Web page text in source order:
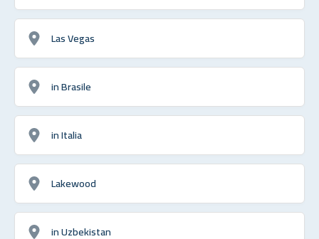
Las Vegas
in Brasile
in Italia
Lakewood
in Uzbekistan